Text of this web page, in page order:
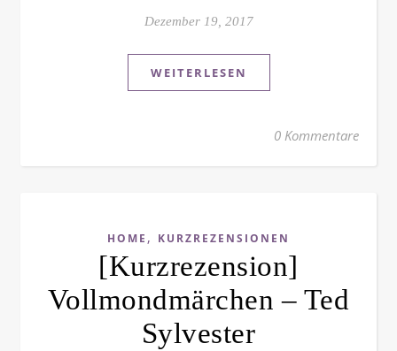
Dezember 19, 2017
WEITERLESEN
0 Kommentare
HOME , KURZREZENSIONEN
[Kurzrezension]
Vollmondmärchen – Ted
Sylvester